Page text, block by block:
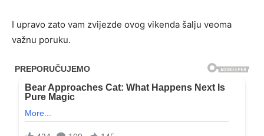
I upravo zato vam zvijezde ovog vikenda šalju veoma
važnu poruku.